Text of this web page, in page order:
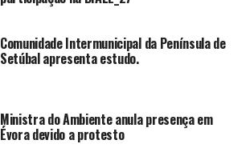
Comunidade Intermunicipal da Península de
Setúbal apresenta estudo.
Ministra do Ambiente anula presença em
Évora devido a protesto